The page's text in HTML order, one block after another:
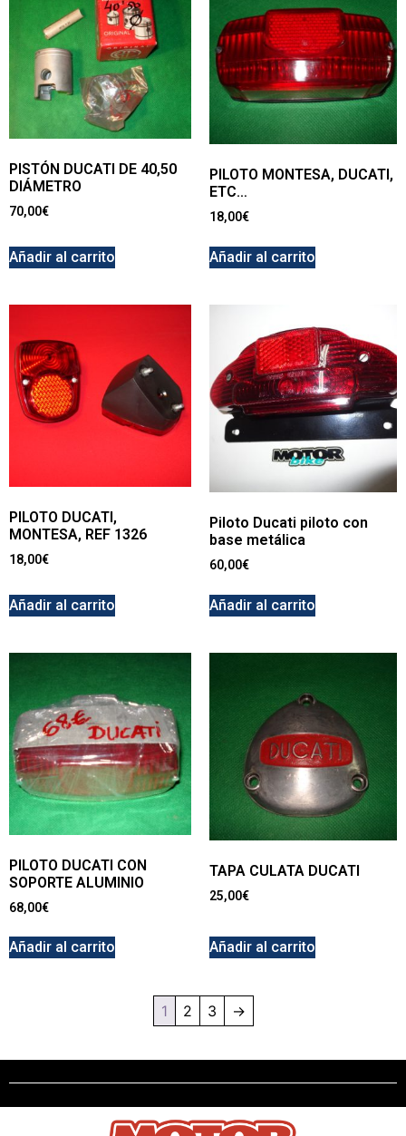
PISTÓN DUCATI DE 40,50
DIÁMETRO
70,00€
Añadir al carrito
PILOTO MONTESA, DUCATI,
ETC…
18,00€
Añadir al carrito
PILOTO DUCATI,
MONTESA, REF 1326
18,00€
Añadir al carrito
Piloto Ducati piloto con
base metálica
60,00€
Añadir al carrito
PILOTO DUCATI CON
SOPORTE ALUMINIO
68,00€
Añadir al carrito
TAPA CULATA DUCATI
25,00€
Añadir al carrito
1 2 3 →